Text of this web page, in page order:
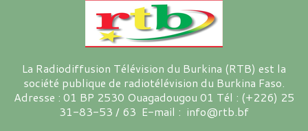
La Radiodiffusion Télévision du Burkina (RTB) est la
société publique de radiotélévision du Burkina Faso.
Adresse : 01 BP 2530 Ouagadougou 01 Tél : (+226) 25
31-83-53 / 63 E-mail : info@rtb.bf